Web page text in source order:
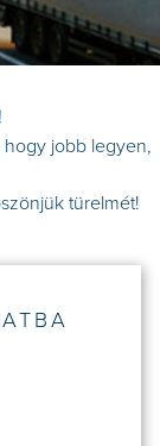
hogy jobb legyen,
türelmét!